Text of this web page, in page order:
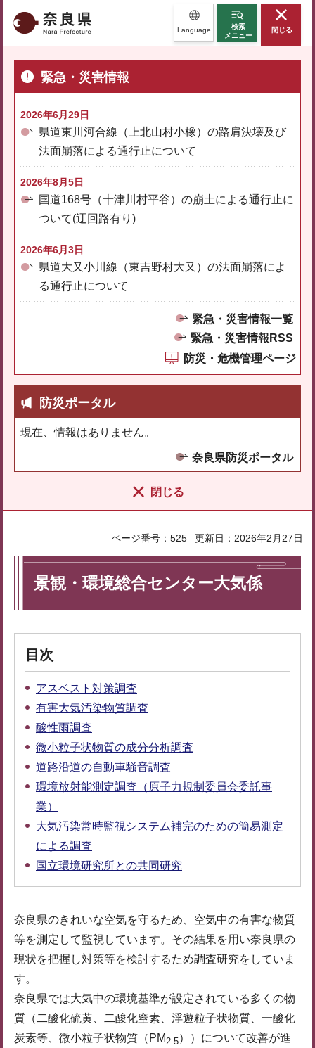
奈良県 Language
検索
メニュー
閉じる
緊急・災害情報
2026年6月29日
県道東川河合線（上北山村小橡）の路肩決壊及び
法面崩落による通行止について
2026年8月5日
国道168号（十津川村平谷）の崩土による通行止に
ついて(迂回路有り)
2026年6月3日
県道大又小川線（東吉野村大又）の法面崩落によ
る通行止について
緊急・災害情報一覧
緊急・災害情報RSS
防災・危機管理ページ
防災ポータル
現在、情報はありません。
奈良県防災ポータル
閉じる
ページ番号：525 更新日：2026年2月27日
景観・環境総合センター大気係
目次
アスベスト対策調査
有害大気汚染物質調査
酸性雨調査
微小粒子状物質の成分分析調査
道路沿道の自動車騒音調査
環境放射能測定調査（原子力規制委員会委託事
業）
大気汚染常時監視システム補完のための簡易測定
による調査
国立環境研究所との共同研究
奈良県のきれいな空気を守るため、空気中の有害な物質
等を測定して監視しています。その結果を用い奈良県の
現状を把握し対策等を検討するため調査研究をしていま
す。
奈良県では大気中の環境基準が設定されている多くの物
質（二酸化硫黄、二酸化窒素、浮遊粒子状物質、一酸化
炭素等、微小粒子状物質（PM2.5））について改善が進